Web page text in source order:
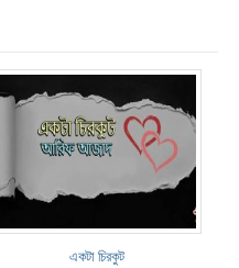
একটা চিরকুট